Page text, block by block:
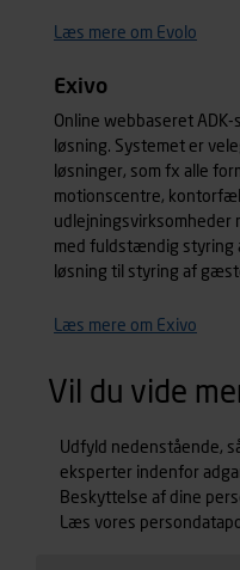
Læs mere om Evolo
Exivo
Online webbaseret
løsning. Systemet er
løsninger, som fx alle
motionscentre,
udlejningsvirksomheder
med fuldstændig styring
løsning til styring af
Læs mere om Exivo
Vil du vide
Udfyld nedenstående,
eksperter indenfor
Beskyttelse af dine
Læs vores